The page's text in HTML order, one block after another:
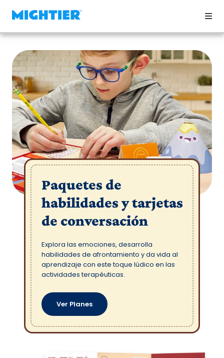
Paquetes de
habilidades y tarjetas
de conversación
Explora las emociones, desarrolla
habilidades de afrontamiento y da vida al
aprendizaje con este toque lúdico en las
actividades terapéuticas.
Ver Planes